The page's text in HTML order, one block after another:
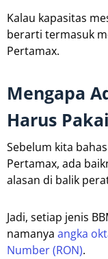
Kalau kapasitas
berarti termasuk
Pertamax.
Mengapa
Harus
Sebelum kita
Pertamax, ada
alasan di balik
Jadi, setiap jenis
namanya angka
Number (RON).